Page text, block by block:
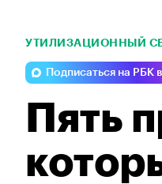
УТИЛИЗАЦИОННЫЙ
Подписаться на РБК
Пять